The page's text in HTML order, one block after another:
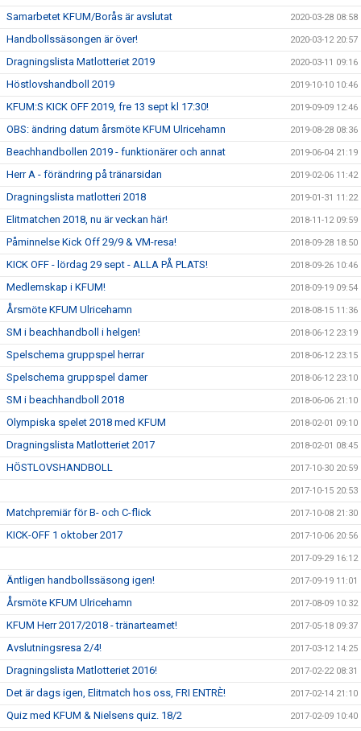
Samarbetet KFUM/Borås är avslutat 2020-03-28 08:58
Handbollssäsongen är över! 2020-03-12 20:57
Dragningslista Matlotteriet 2019 2020-03-11 09:16
Höstlovshandboll 2019 2019-10-10 10:46
KFUM:S KICK OFF 2019, fre 13 sept kl 17:30! 2019-09-09 12:46
OBS: ändring datum årsmöte KFUM Ulricehamn 2019-08-28 08:36
Beachhandbollen 2019 - funktionärer och annat 2019-06-04 21:19
Herr A - förändring på tränarsidan 2019-02-06 11:42
Dragningslista matlotteri 2018 2019-01-31 11:22
Elitmatchen 2018, nu är veckan här! 2018-11-12 09:59
Påminnelse Kick Off 29/9 & VM-resa! 2018-09-28 18:50
KICK OFF - lördag 29 sept - ALLA PÅ PLATS! 2018-09-26 10:46
Medlemskap i KFUM! 2018-09-19 09:54
Årsmöte KFUM Ulricehamn 2018-08-15 11:36
SM i beachhandboll i helgen! 2018-06-12 23:19
Spelschema gruppspel herrar 2018-06-12 23:15
Spelschema gruppspel damer 2018-06-12 23:10
SM i beachhandboll 2018 2018-06-06 21:10
Olympiska spelet 2018 med KFUM 2018-02-01 09:10
Dragningslista Matlotteriet 2017 2018-02-01 08:45
HÖSTLOVSHANDBOLL 2017-10-30 20:59
2017-10-15 20:53
Matchpremiär för B- och C-flick 2017-10-08 21:30
KICK-OFF 1 oktober 2017 2017-10-06 20:56
2017-09-29 16:12
Äntligen handbollssäsong igen! 2017-09-19 11:01
Årsmöte KFUM Ulricehamn 2017-08-09 10:32
KFUM Herr 2017/2018 - tränarteamet! 2017-05-18 09:37
Avslutningsresa 2/4! 2017-03-12 14:25
Dragningslista Matlotteriet 2016! 2017-02-22 08:31
Det är dags igen, Elitmatch hos oss, FRI ENTRÈ! 2017-02-14 21:10
Quiz med KFUM & Nielsens quiz. 18/2 2017-02-09 10:40